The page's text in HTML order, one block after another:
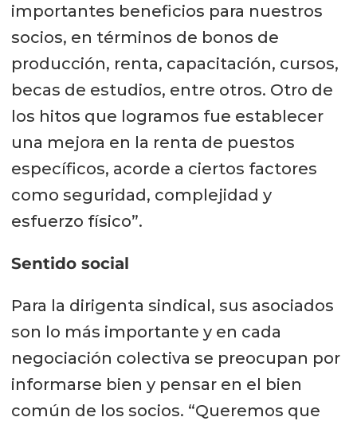
importantes beneficios para nuestros
socios, en términos de bonos de
producción, renta, capacitación, cursos,
becas de estudios, entre otros. Otro de
los hitos que logramos fue establecer
una mejora en la renta de puestos
específicos, acorde a ciertos factores
como seguridad, complejidad y
esfuerzo físico”.
Sentido social
Para la dirigenta sindical, sus asociados
son lo más importante y en cada
negociación colectiva se preocupan por
informarse bien y pensar en el bien
común de los socios. “Queremos que